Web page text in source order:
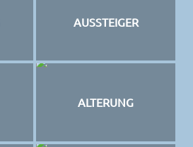
AUSSTEIGER
ALTERUNG